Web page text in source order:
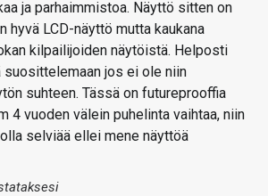
ja parhaimmistoa. Näyttö sitten on
hyvä LCD-näyttö mutta kaukana
kilpailijoiden näytöistä. Helposti
jos ei ole niin
suhteen. Tässä on futureprooffia
4 vuoden välein puhelinta vaihtaa, niin
selviää ellei mene näyttöä